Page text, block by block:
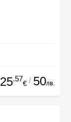
25.57
€ / 50лв.